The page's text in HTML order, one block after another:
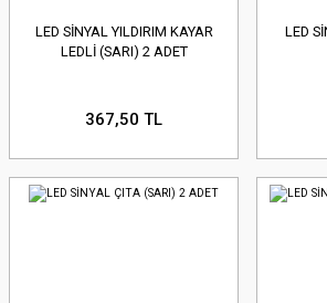
LED SİNYAL YILDIRIM KAYAR
LEDLİ (SARI) 2 ADET
367,50 TL
LED